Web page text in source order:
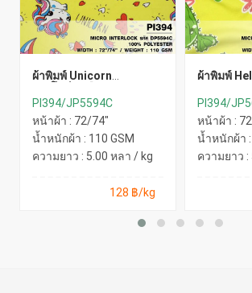
ผ้าพิมพ์ Unicorn
PI394/JP5594C
หน้าผ้า : 72/74"
น้ำหนักผ้า : 110 GSM
ความยาว : 5.00 หลา / kg
128 ฿/kg
ผ้าพิมพ์
PI394/
หน้าผ้า :
น้ำหนักผ้า :
ความยาว :